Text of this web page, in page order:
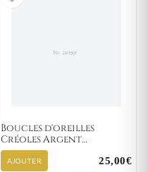
Boucles d'oreilles
Créoles Argent
Dorfmann Texturé
AJOUTER 25,00€